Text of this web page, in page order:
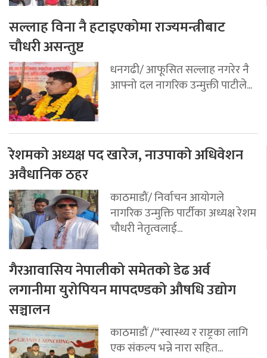
सल्लाह विना नै हटाइएकोमा राज्यमन्त्रीबाट
चौधरी असन्तुष्ट
धनगढी/ आफूसित सल्लाह नगरेर नै
आफ्नो दल नागरिक उन्मुक्ती पाटीले...
रेशमको अध्यक्ष पद खारेज, नाउपाको अधिवेशन
अवैधानिक ठहर
काठमाडौं/ निर्वाचन आयोगले
नागरिक उन्मुक्ति पार्टीका अध्यक्ष रेशम
चौधरी नेतृत्वलाई...
गैरआवासिय नेपालीको समेतको डेढ अर्व
लगानीमा युरोपियन मापदण्डको औषधि उद्योग
सञ्चालन
काठमाडौं /“स्वास्थ्य र राष्ट्रका लागि
एक संकल्प भन्ने नारा सहित...